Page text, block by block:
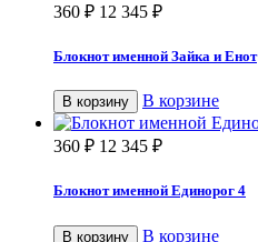
360 ₽ 12 345 ₽
Блокнот именной Зайка и Енот
В корзину В корзине
360 ₽ 12 345 ₽
Блокнот именной Единорог 4
В корзину В корзине